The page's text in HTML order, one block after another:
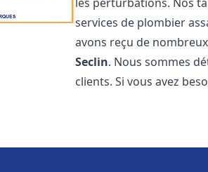
services de plombier
avons reçu de
Seclin. Nous sommes
clients. Si vous avez